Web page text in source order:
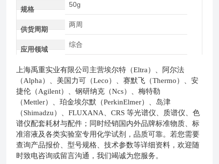
规格
50g
供货周期
两周
应用领域
综合
上海禹重实业有限公司主营埃尔特（Eltra）、阿尔法
（Alpha）、美国力可（Leco）、赛默飞（Thermo）、安
捷伦（Agilent）、钢研纳克（Ncs）、梅特勒
（Mettler）、珀金埃尔默（PerkinElmer）、岛津
（Shimadzu）、FLUXANA、CRS 等光谱仪、质谱仪、色
谱仪配套耗材与配件；同时经销国内外品牌标准物质、标
准溶液及各类实验室专用化学试剂，品质可靠。若您需要
查询产品报价、型号规格、技术参数等详细资料，欢迎随
时致电咨询或留言沟通，我们竭诚为您服务。